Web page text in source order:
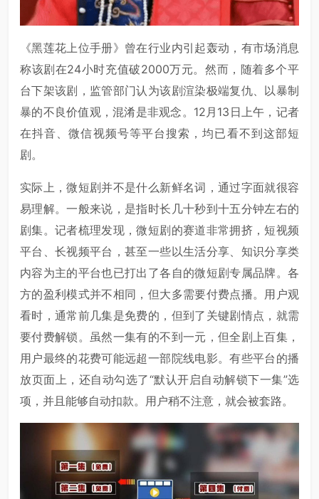
《黑莲花上位手册》曾在行业内引起轰动，有市场消息
称该剧在24小时充值破2000万元。然而，随着多个平
台下架该剧，监管部门认为该剧渲染极端复仇、以暴制
暴的不良价值观，混淆是非观念。12月13日上午，记者
在抖音、微信视频号等平台搜索，均已看不到这部短
剧。
实际上，微短剧并不是什么新鲜名词，通过字面就很容
易理解。一般来说，是指时长几十秒到十五分钟左右的
剧集。记者梳理发现，微短剧的赛道非常拥挤，短视频
平台、长视频平台，甚至一些以生活分享、知识分享类
内容为主的平台也已打出了各自的微短剧专属品牌。各
方的盈利模式并不相同，但大多需要付费点播。用户观
看时，通常前几集是免费的，但到了关键剧情点，就需
要付费解锁。虽然一集有的不到一元，但全剧上百集，
用户最终的花费可能远超一部院线电影。有些平台的播
放页面上，还自动勾选了“默认开启自动解锁下一集”选
项，并且能够自动扣款。用户稍不注意，就会被套路。